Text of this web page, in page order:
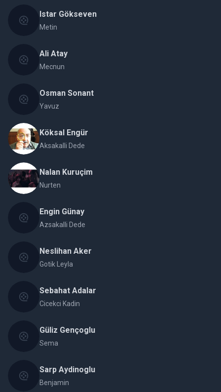
Istar Gökseven
Metin
Ali Atay
Mecnun
Osman Sonant
Yavuz
Köksal Engür
Aksakalli Dede
Nalan Kuruçim
Nurten
Engin Günay
Azsakalli Dede
Neslihan Aker
Gotik Leyla
Sebahat Adalar
Cicekci Kadin
Güliz Gençoglu
Sema
Sarp Aydinoglu
Benjamin